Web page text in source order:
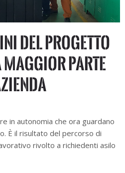
del progetto
parte
in autonomia che ora guardano
È il risultato del percorso di
rivolto a richiedenti asilo